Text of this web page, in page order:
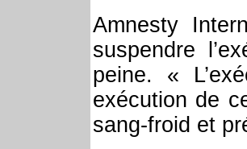
Amnesty
suspendre
peine. «
exécution de
sang-froid et